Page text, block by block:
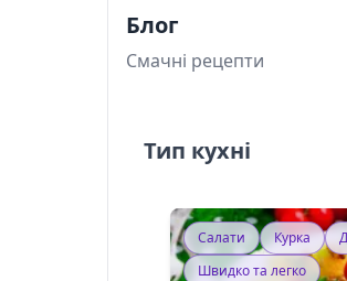
Блог
Смачні рецепти
Тип кухні
Салати Курка
Швидко та легко